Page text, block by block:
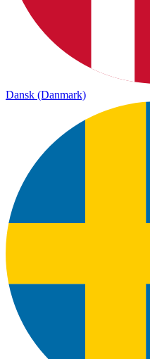
Dansk (Danmark)